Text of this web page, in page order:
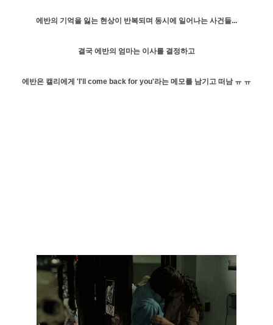
에반의 기억을 잃는 현상이 반복되며 동시에 일어나는 사건들...
결국 에반의 엄마는 이사를 결정하고
에반은 캘리에게 'I'll come back for you'라는 메모를 남기고 떠남 ㅠ ㅠ